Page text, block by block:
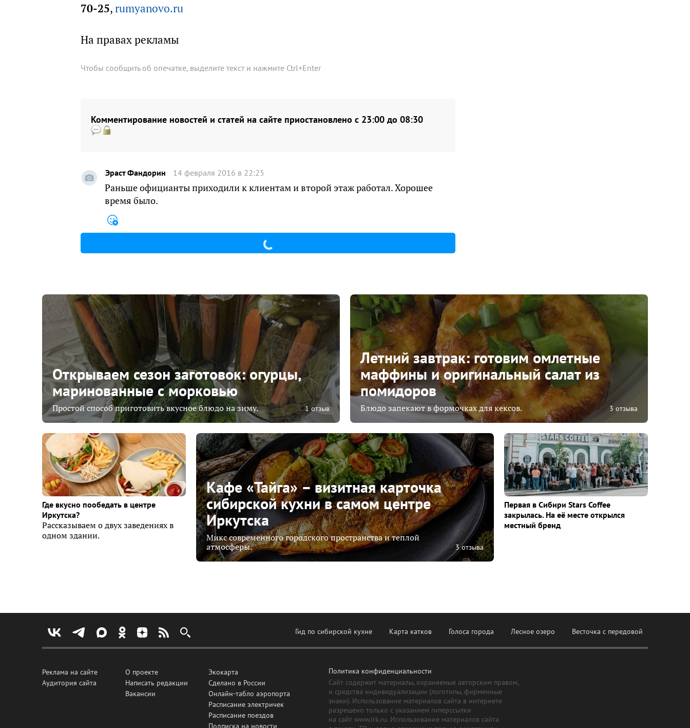
70-25,rumyanovo.ru
На правах рекламы
Чтобы сообщить об опечатке, выделите текст и нажмите Ctrl+Enter
Комментирование новостей и статей на сайте приостановлено с 23:00 до 08:30
Эраст Фандорин 14 февраля 2016 в 22:25
Раньше официанты приходили к клиентам и второй этаж работал. Хорошее
время было.
Открываем сезон заготовок: огурцы,
маринованные с морковью
Простой способ приготовить вкусное блюдо на зиму. 1 отзыв
Летний завтрак: готовим омлетные
маффины и оригинальный салат из
помидоров
Блюдо запекают в формочках для кексов. 3 отзыва
Где вкусно пообедать в центре
Иркутска?
Рассказываем о двух заведениях в
одном здании.
Кафе «Тайга» – визитная карточка
сибирской кухни в самом центре
Иркутска
Микс современного городского пространства и теплой
атмосферы.
3 отзыва
Первая в Сибири Stars Coffee
закрылась. На её месте открылся
местный бренд
Гид по сибирской кухне Карта катков Голоса города Лесное озеро Весточка с передовой
Реклама на сайте
Аудитория сайта
О проекте
Написать редакции
Вакансии
Экокарта
Сделано в России
Онлайн-табло аэропорта
Расписание электричек
Расписание поездов
Подписка на новости
Политика конфиденциальности
Сайт содержит материалы, охраняемые авторским правом,
и средства индивидуализации (логотипы, фирменные
знаки). Использование материалов сайта в интернете
разрешено только с указанием гиперссылки
на сайт www.irk.ru. Использование материалов сайта